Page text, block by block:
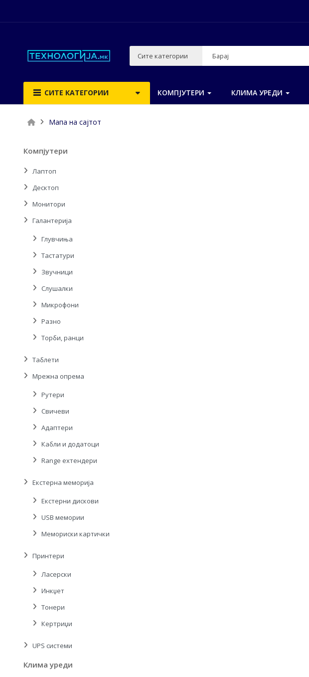
Сите категории
СИТЕ КАТЕГОРИИ КОМПЈУТЕРИ КЛИМА УРЕДИ
Мапа на сајтот
Компјутери
Лаптоп
Десктоп
Монитори
Галантерија
Глувчиња
Тастатури
Звучници
Слушалки
Микрофони
Разно
Торби, ранци
Таблети
Мрежна опрема
Рутери
Свичеви
Адаптери
Кабли и додатоци
Range ехтендери
Екстерна меморија
Екстерни дискови
USB мемории
Мемориски картички
Принтери
Ласерски
Инкџет
Тонери
Кертриџи
UPS системи
Клима уреди